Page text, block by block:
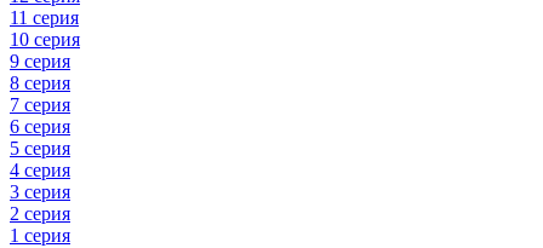
11 серия
10 серия
9 серия
8 серия
7 серия
6 серия
5 серия
4 серия
3 серия
2 серия
1 серия